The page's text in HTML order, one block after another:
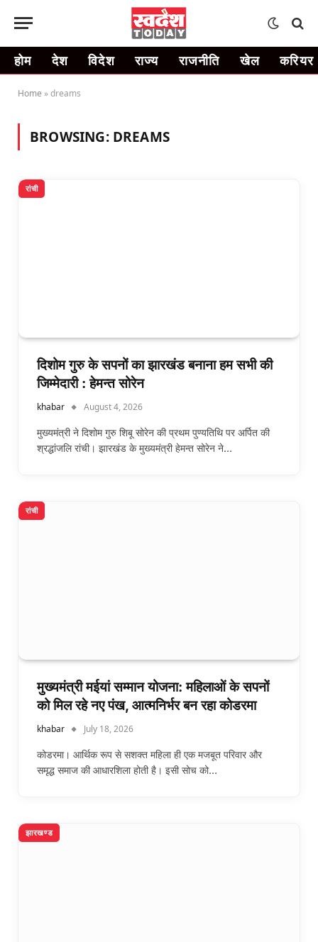
होम देश विदेश राज्य राजनीति खेल करियर
Home »dreams
BROWSING: DREAMS
रांची
दिशोम गुरु के सपनों का झारखंड बनाना हम सभी की
जिम्मेदारी : हेमन्त सोरेन
khabar August 4, 2026
मुख्यमंत्री ने दिशोम गुरु शिबू सोरेन की प्रथम पुण्यतिथि पर अर्पित की
श्रद्धांजलि रांची। झारखंड के मुख्यमंत्री हेमन्त सोरेन ने…
रांची
मुख्यमंत्री मईयां सम्मान योजना: महिलाओं के सपनों
को मिल रहे नए पंख, आत्मनिर्भर बन रहा कोडरमा
khabar July 18, 2026
कोडरमा। आर्थिक रूप से सशक्त महिला ही एक मजबूत परिवार और
समृद्ध समाज की आधारशिला होती है। इसी सोच को…
झारखण्ड